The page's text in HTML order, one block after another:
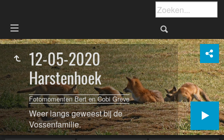
12-05-2020
Harstenhoek
Fotomomenten Bert en Cobi Greve
Weer langs geweest bij de
Vossenfamilie.